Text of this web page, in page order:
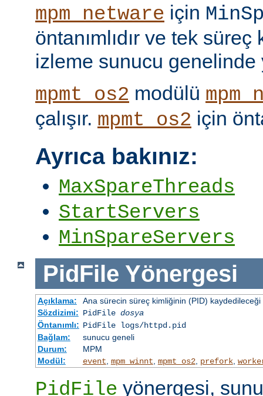
mpm_netware için
öntanımlıdır ve tek
izleme sunucu genelinde
mpmt_os2 modülü
çalışır. mpmt_os2 için
Ayrıca bakınız:
MaxSpareThreads
StartServers
MinSpareServers
PidFile Yönergesi
Açıklama:
Ana sürecin süreç kimliğinin (PID) kaydedileceği
Sözdizimi: PidFile dosya
Öntanımlı: PidFile logs/httpd.pid
Bağlam:
sunucu geneli
Durum:
MPM
Modül:
event mpm_winnt mpmt_os2, prefork,
PidFile yönergesi,